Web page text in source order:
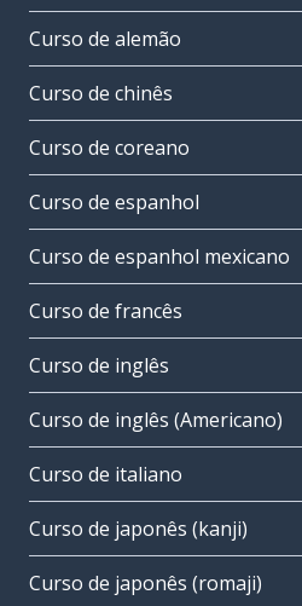
Curso de alemão
Curso de chinês
Curso de coreano
Curso de espanhol
Curso de espanhol mexicano
Curso de francês
Curso de inglês
Curso de inglês (Americano)
Curso de italiano
Curso de japonês (kanji)
Curso de japonês (romaji)